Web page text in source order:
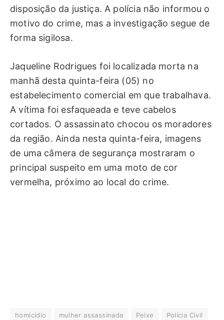
disposição da justiça. A polícia não informou o
motivo do crime, mas a investigação segue de
forma sigilosa.
Jaqueline Rodrigues foi localizada morta na
manhã desta quinta-feira (05) no
estabelecimento comercial em que trabalhava.
A vítima foi esfaqueada e teve cabelos
cortados. O assassinato chocou os moradores
da região. Ainda nesta quinta-feira, imagens
de uma câmera de segurança mostraram o
principal suspeito em uma moto de cor
vermelha, próximo ao local do crime.
homicídio mulher assassinada Peixe Polícia Civil